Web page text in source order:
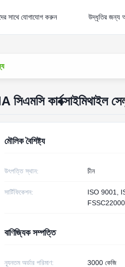
সাথে যোগাযোগ করুন উদ্ধৃতির জন্য
সিএমসি কার্বক্সাইমিথাইল
মৌলিক বৈশিষ্ট্য
উৎপত্তি স্থান: চীন
সার্টিফিকেশন:
ISO 9001,
বাণিজ্যিক সম্পত্তি
ন্যূনতম অর্ডার পরিমাণ: 3000 কেজি